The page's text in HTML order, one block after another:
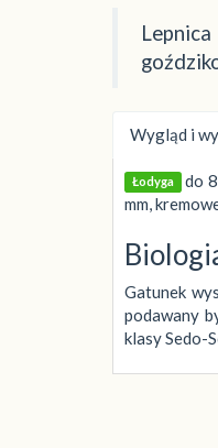
Wygląd i
Łodyga do
mm,
Gatunek
podawany
klasy Sedo-